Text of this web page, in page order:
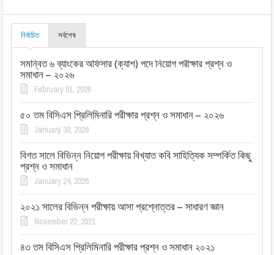
নির্বাচিত সর্বশেষ
সমন্বিত ৬ ব্যাংকের অফিসার (ক্যাশ) পদে নিয়োগ পরীক্ষার প্রশ্ন ও
সমাধান – ২০২৬
February 01, 2026
৫০ তম বিসিএস প্রিলিমিনারি পরীক্ষার প্রশ্ন ও সমাধান – ২০২৬
January 30, 2026
বিগত সালে বিভিন্ন নিয়োগ পরীক্ষায় বিখ্যাত কবি সাহিত্যিক সম্পর্কিত কিছু
প্রশ্ন ও সমাধান
January 24, 2026
২০২১ সালের বিভিন্ন পরীক্ষায় আসা প্রশ্নোত্তর – সাধারণ জ্ঞান
November 22, 2021
৪৩ তম বিসিএস প্রিলিমিনারি পরীক্ষার প্রশ্ন ও সমাধান ২০২১